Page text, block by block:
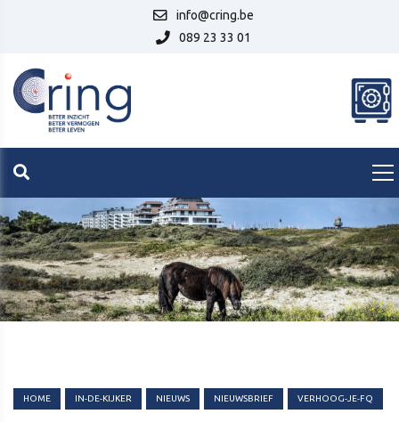
info@cring.be
089 23 33 01
HOME IN-DE-KIJKER NIEUWS NIEUWSBRIEF VERHOOG-JE-FQ